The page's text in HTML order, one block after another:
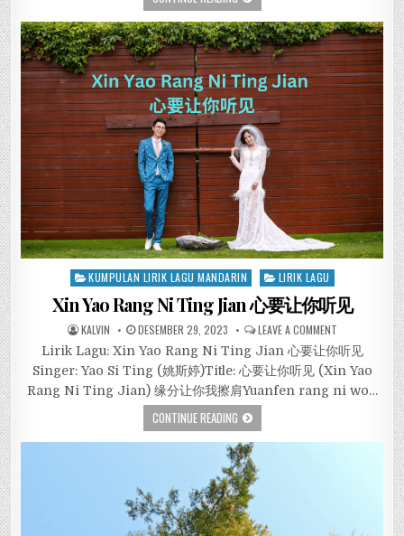
Posted
in
KUMPULAN LIRIK LAGU MANDARIN LIRIK LAGU
Xin Yao Rang Ni Ting Jian 心要让你听见
KALVIN DESEMBER 29, 2023 LEAVE A COMMENT
Lirik Lagu: Xin Yao Rang Ni Ting Jian 心要让你听见
Singer: Yao Si Ting (姚斯婷)Title: 心要让你听见 (Xin Yao
Rang Ni Ting Jian) 缘分让你我擦肩Yuanfen rang ni wo…
CONTINUE READING